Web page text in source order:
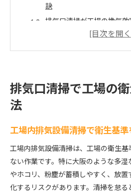
訣
排気口清掃が工場の換気
工場内排気設備清掃の具
ト
説
は
排気口清掃による省エネ
性
定期的な工場内排気設備清
排気口清掃で工場の
法
工場内排気設備清掃で衛生基
工場内排気設備清掃は、工場の衛生
ない作業です。特に大阪のような多
やホコリ、粉塵が蓄積しやすく、放
化するリスクがあります。清掃を怠る